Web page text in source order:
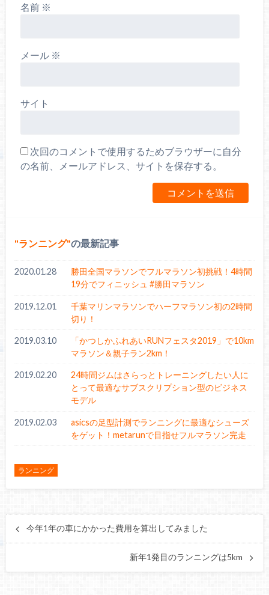
名前 ※
メール ※
サイト
次回のコメントで使用するためブラウザーに自分
の名前、メールアドレス、サイトを保存する。
ランニング の最新記事
2020.01.28
勝田全国マラソンでフルマラソン初挑戦！4時間
19分でフィニッシュ #勝田マラソン
2019.12.01
千葉マリンマラソンでハーフマラソン初の2時間
切り！
2019.03.10
「かつしかふれあいRUNフェスタ2019」で10km
マラソン＆親子ラン2km！
2019.02.20
24時間ジムはさらっとトレーニングしたい人に
とって最適なサブスクリプション型のビジネス
モデル
2019.02.03
asicsの足型計測でランニングに最適なシューズ
をゲット！metarunで目指せフルマラソン完走
ランニング
今年1年の車にかかった費用を算出してみました
新年1発目のランニングは5km